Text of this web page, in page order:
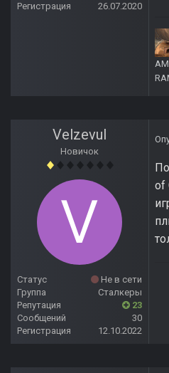
Регистрация
26.07.2020
Velzevul
Новичок
Статус
Не в сети
Группа
Сталкеры
Репутация
23
Сообщений
30
Регистрация
12.10.2022
of